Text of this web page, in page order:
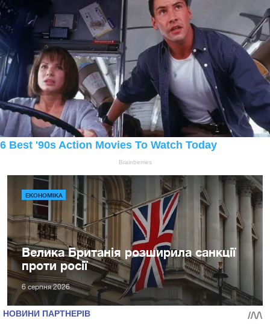
ЕКОНОМІКА
Велика Британія розширила санкції
проти росії
6 серпня 2026